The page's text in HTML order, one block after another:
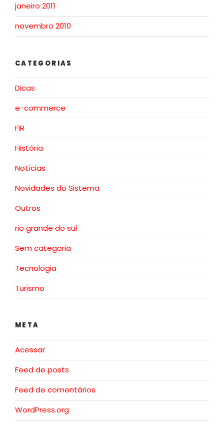
janeiro 2011
novembro 2010
CATEGORIAS
Dicas
e-commerce
FIR
História
Notícias
Novidades do Sistema
Outros
rio grande do sul
Sem categoria
Tecnologia
Turismo
META
Acessar
Feed de posts
Feed de comentários
WordPress.org